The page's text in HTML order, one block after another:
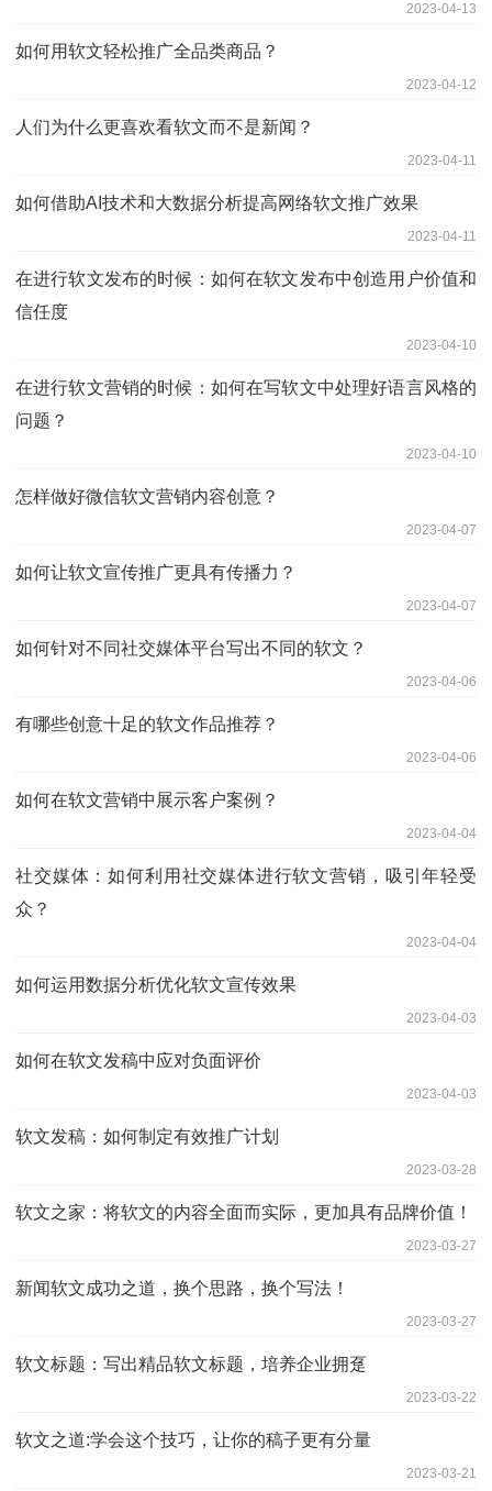
2023-04-13
如何用软文轻松推广全品类商品？
2023-04-12
人们为什么更喜欢看软文而不是新闻？
2023-04-11
如何借助AI技术和大数据分析提高网络软文推广效果
2023-04-11
在进行软文发布的时候：如何在软文发布中创造用户价值和
信任度
2023-04-10
在进行软文营销的时候：如何在写软文中处理好语言风格的
问题？
2023-04-10
怎样做好微信软文营销内容创意？
2023-04-07
如何让软文宣传推广更具有传播力？
2023-04-07
如何针对不同社交媒体平台写出不同的软文？
2023-04-06
有哪些创意十足的软文作品推荐？
2023-04-06
如何在软文营销中展示客户案例？
2023-04-04
社交媒体：如何利用社交媒体进行软文营销，吸引年轻受
众？
2023-04-04
如何运用数据分析优化软文宣传效果
2023-04-03
如何在软文发稿中应对负面评价
2023-04-03
软文发稿：如何制定有效推广计划
2023-03-28
软文之家：将软文的内容全面而实际，更加具有品牌价值！
2023-03-27
新闻软文成功之道，换个思路，换个写法！
2023-03-27
软文标题：写出精品软文标题，培养企业拥趸
2023-03-22
软文之道:学会这个技巧，让你的稿子更有分量
2023-03-21